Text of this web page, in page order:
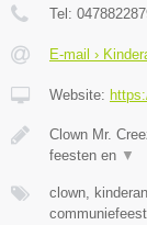
Tel:
E-mail ›
Website:
Clown Mr.
feesten en ▼
clown,